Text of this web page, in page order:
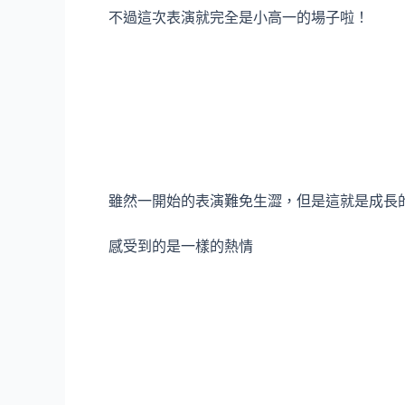
不過這次表演就完全是小高一的場子啦！
雖然一開始的表演難免生澀，但是這就是成長
感受到的是一樣的熱情